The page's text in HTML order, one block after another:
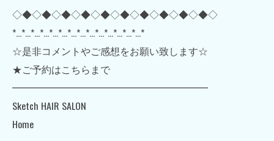
◇◆◇◆◇◆◇◆◇◆◇◆◇◆◇◆◇◆◇◆◇
*…*…*…*…*…*…*…*…*…*…*…*…*…*…*
☆是非コメントやご感想をお願い致します☆
★ご予約はこちらまで
━━━━━━━━━━━━━━━━━━━━
Sketch HAIR SALON
Home